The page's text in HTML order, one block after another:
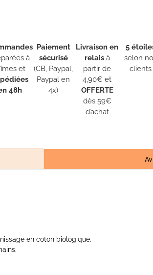
à
et
48h
Paiement
sécurisé
(CB, Paypal,
Paypal en
4x)
Livraison en
relaisà
partir de
4,90€ et
OFFERTE
dès 59€
d’achat
5
selon
clients
en coton biologique.